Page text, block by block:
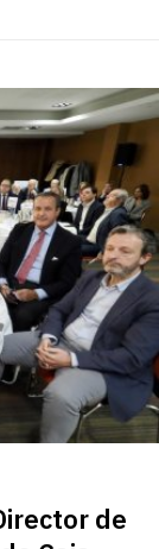
de